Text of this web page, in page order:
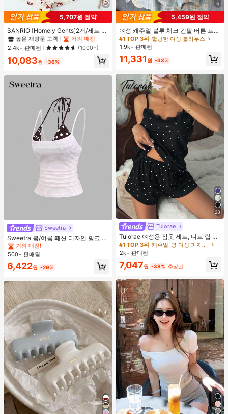
5,707원 절약
SANRIO [Homely Gents]2개/세트 여
성 프린트 라펠 반팔 버튼 포켓 상의
및 보우 반바지 잠옷 세트, 캐주얼 홈
웨어, 봄/여름에 적합
#1 TOP 3위
프라이드 월 여성 파자마 세트
높은 재방문 고객
거의 매진!
#1 TOP 3위
프라이드 월 여성 파자마 세트
높은 재방문 고객
거의 매진!
#1 TOP 3위
프라이드 월 여성 파자마 세트
높은 재방문 고객
거의 매진!
#1 TOP 3위
프라이드 월 여성 파자마 세트
높은 재방문 고객
2.4k+ 판매됨 (1000+)
10,083원 -36%
Sweetra
Sweetra 봄/여름 패션 디자인 핑크 스
트라이프 브라운 폴카 도트 스파게티
스트랩 2 In 1 스위트 걸리시 비치 로
맨틱 휴가 스타일 여성용 캐미 탱크 탑
#4 TOP 3위
에서 쁘띠 스타일 여성 상의, 블라우스 & 티
거의 매진!
#4 TOP 3위
에서 쁘띠 스타일 여성 상의, 블라우스 & 티
거의 매진!
#4 TOP 3위
에서 쁘띠 스타일 여성 상의, 블라우스 & 티
거의 매진!
#4 TOP 3위
거의 매진!
500+ 판매됨
6,422원 -29%
5
5,459원 절약
여성 캐주얼 블루 체크 긴팔 버튼 프론
트 폴리에스터 셔츠, 레귤러 핏, 봄 의
류, 편안한 스타일
#1 TOP 3위 헐렁한 여성 블라우스
1.9k+ 판매됨
11,331 원 -33%
23
Tulorae
Tulorae 여성용 잠옷 세트, 니트 립 원
단, 하트 프린트 대비 레이스 트림, 로
맨틱 달콤 귀여운 섹시 캐미솔 & 반바
지 베이비돌 잠옷 세트 투피스 나이트
세트 섹시 잠옷 세트 여성용 잠옷 롬퍼
투피스 잠옷 세트 여성용 잠옷 세트 도
트 잠옷 세트 잠옷 반바지 세트 투피스
잠옷 세트 여성용 여름 세트 도트 반바
지 세트 여성용 잠옷 세트 반바지 잠옷
세트 여성용 투피스 여름 라운지 세트
#1 TOP 3위
캐주얼-영 여성 파자마 세트
2k+ 판매됨
7,047원 -38% 추정된